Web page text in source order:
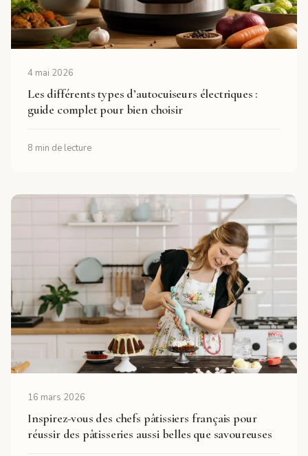
4 mai 2026
Les différents types d’autocuiseurs électriques :
guide complet pour bien choisir
8 min de lecture
16 mars 2026
Inspirez-vous des chefs pâtissiers français pour
réussir des pâtisseries aussi belles que savoureuses